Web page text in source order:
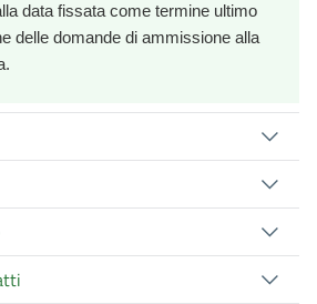
data fissata come termine ultimo
delle domande di ammissione alla